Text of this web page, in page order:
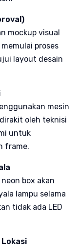
mockup visual
proses
layout desain
mesin
oleh teknisi
untuk
frame.
box akan
lampu selama
tidak ada LED
Lokasi